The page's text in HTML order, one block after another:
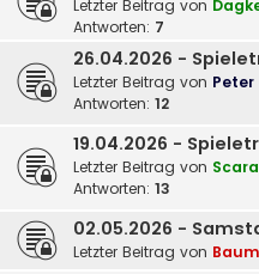
Letzter Beitrag von
Antworten: 7
26.04.2026 -
Letzter Beitrag von Peter
Antworten: 12
19.04.2026 -
Letzter Beitrag von
Antworten: 13
02.05.2026 -
Letzter Beitrag von